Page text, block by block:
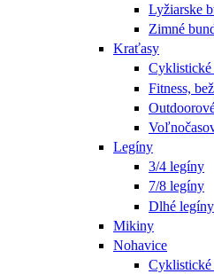
Lyžiarske
Zimné
Kraťasy
Fitness,
Legíny
3/4 legíny
7/8 legíny
Dlhé legíny
Mikiny
Nohavice
Cyklistické